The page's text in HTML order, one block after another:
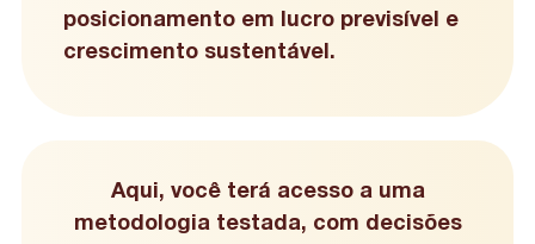
posicionamento em lucro previsível e
crescimento sustentável.
Aqui, você terá acesso a uma
metodologia testada, com decisões